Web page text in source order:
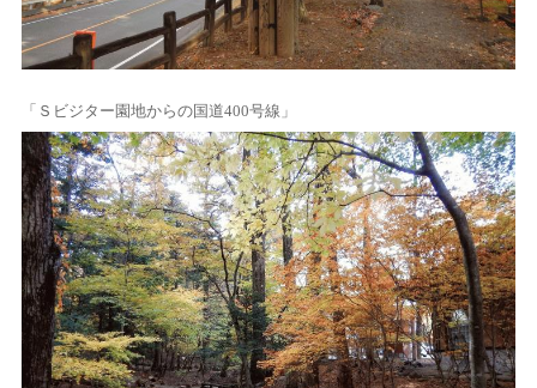
「Ｓビジター園地からの国道400号線」